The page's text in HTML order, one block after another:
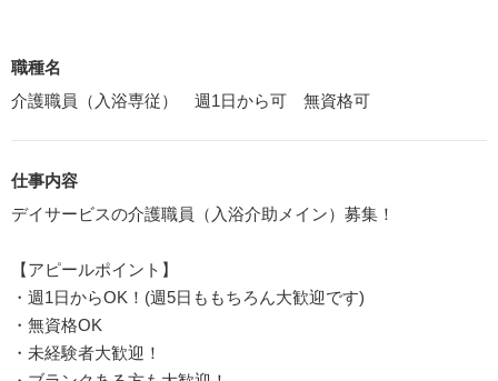
職種名
介護職員（入浴専従） 週1日から可 無資格可
仕事内容
デイサービスの介護職員（入浴介助メイン）募集！
【アピールポイント】
・週1日からOK！(週5日ももちろん大歓迎です)
・無資格OK
・未経験者大歓迎！